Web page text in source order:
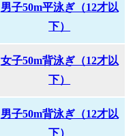
男子50m平泳ぎ（12才以
下）
女子50m背泳ぎ（12才以
下）
男子50m背泳ぎ（12才以
下）